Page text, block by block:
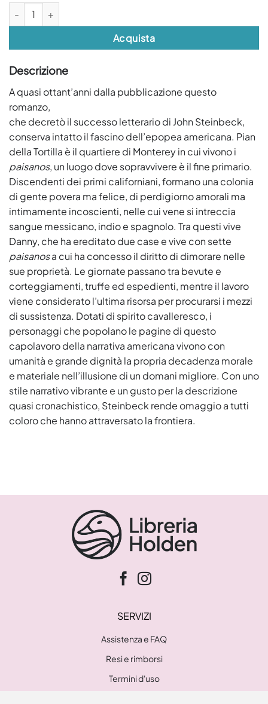
Pian della Tortilla quantità
Acquista
Descrizione
A quasi ottant’anni dalla pubblicazione questo
romanzo,
che decretò il successo letterario di John Steinbeck,
conserva intatto il fascino dell’epopea americana. Pian
della Tortilla è il quartiere di Monterey in cui vivono i
paisanos, un luogo dove sopravvivere è il fine primario.
Discendenti dei primi californiani, formano una colonia
di gente povera ma felice, di perdigiorno amorali ma
intimamente incoscienti, nelle cui vene si intreccia
sangue messicano, indio e spagnolo. Tra questi vive
Danny, che ha ereditato due case e vive con sette
paisanosa cui ha concesso il diritto di dimorare nelle
sue proprietà. Le giornate passano tra bevute e
corteggiamenti, truffe ed espedienti, mentre il lavoro
viene considerato l’ultima risorsa per procurarsi i mezzi
di sussistenza. Dotati di spirito cavalleresco, i
personaggi che popolano le pagine di questo
capolavoro della narrativa americana vivono con
umanità e grande dignità la propria decadenza morale
e materiale nell’illusione di un domani migliore. Con uno
stile narrativo vibrante e un gusto per la descrizione
quasi cronachistico, Steinbeck rende omaggio a tutti
coloro che hanno attraversato la frontiera.
SERVIZI
Assistenza e FAQ
Resi e rimborsi
Termini d'uso